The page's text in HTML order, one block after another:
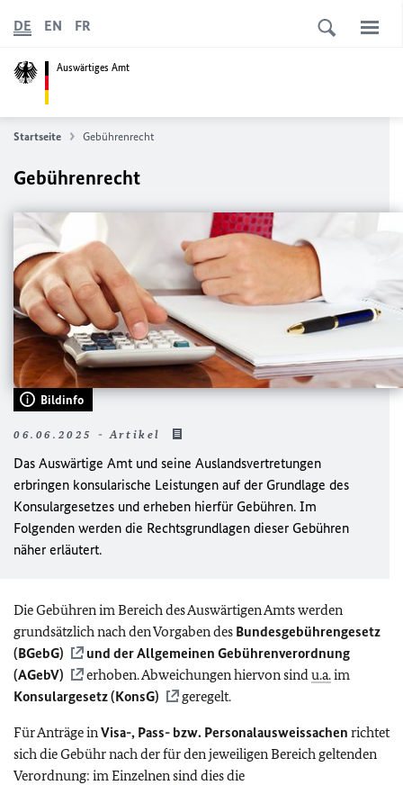
Auswärtiges Amt
DE EN FR
Startseite Gebührenrecht
Gebührenrecht
Bildinfo
06.06.2025 - Artikel
Das Auswärtige Amt und seine Auslandsvertretungen
erbringen konsularische Leistungen auf der Grundlage des
Konsulargesetzes und erheben hierfür Gebühren. Im
Folgenden werden die Rechtsgrundlagen dieser Gebühren
näher erläutert.
Die Gebühren im Bereich des Auswärtigen Amts werden
grundsätzlich nach den Vorgaben des Bundesgebührengesetz
(BGebG)
und derAllgemeinen Gebührenverordnung
(AGebV)
erhoben. Abweichungen hiervon sind u.a.im
Konsulargesetz (KonsG)
geregelt.
Für Anträge in Visa-, Pass- bzw. Personalausweissachen richtet
sich die Gebühr nach der für den jeweiligen Bereich geltenden
Verordnung: im Einzelnen sind dies die